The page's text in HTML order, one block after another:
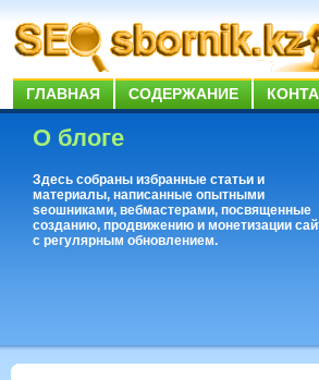
ГЛАВНАЯ СОДЕРЖАНИЕ
О блоге
Здесь собраны избранные статьи и
материалы, написанные опытными
seoшниками, вебмастерами, посвященные
созданию, продвижению и монетизации
с регулярным обновлением.